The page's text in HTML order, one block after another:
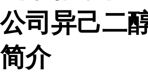
公司异己二
简介